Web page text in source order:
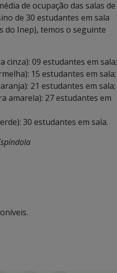
de ocupação das salas de
de 30 estudantes em sala
do Inep), temos o seguinte
cinza): 09 estudantes em sala;
15 estudantes em sala;
21 estudantes em sala;
amarela): 27 estudantes em
30 estudantes em sala.